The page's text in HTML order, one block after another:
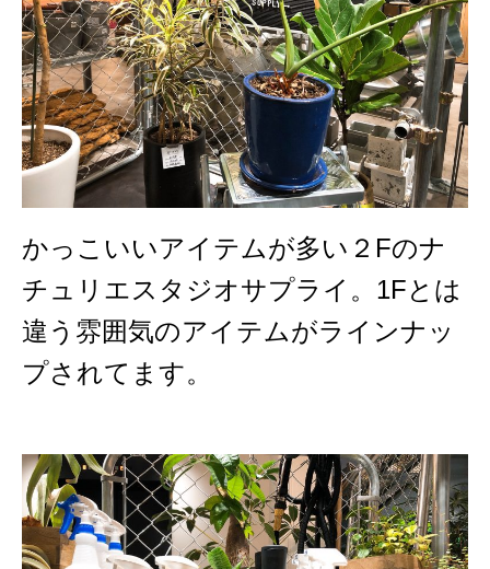
かっこいいアイテムが多い２Fのナ
チュリエスタジオサプライ。1Fとは
違う雰囲気のアイテムがラインナッ
プされてます。